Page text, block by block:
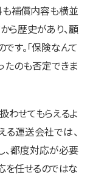
も補償内容も横並
ら歴史があり、顧
す。「保険なんて
たのも否定できま
わせてもらえるよ
る運送会社では、
、都度対応が必要
を任せるのではな